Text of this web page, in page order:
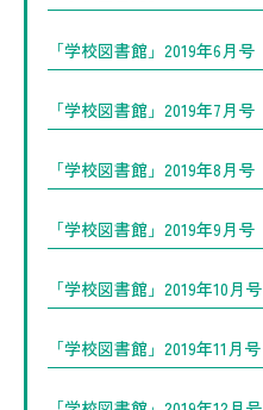
「学校図書館」2019年6月号
「学校図書館」2019年7月号
「学校図書館」2019年8月号
「学校図書館」2019年9月号
「学校図書館」2019年10月号
「学校図書館」2019年11月号